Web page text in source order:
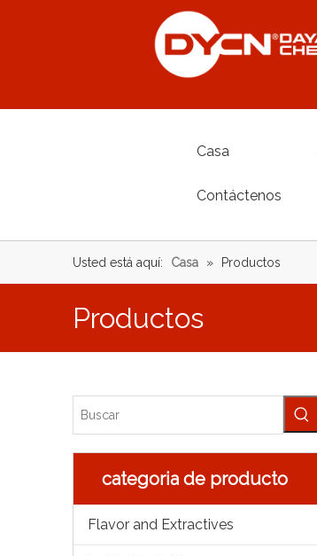
Casa
Contáctenos
Usted está aquí: Casa » Productos
Productos
categoria de producto
Flavor and Extractives